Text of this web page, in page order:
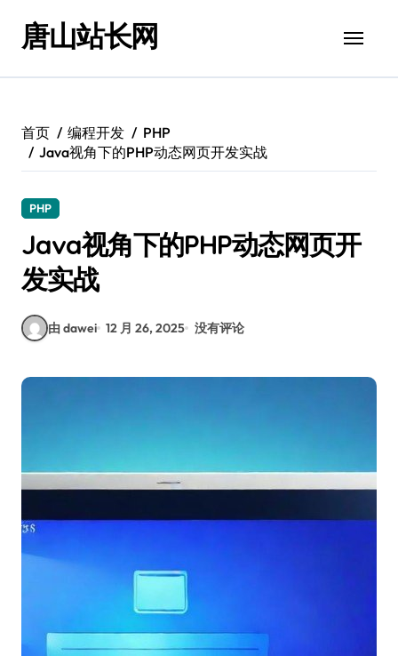
唐山站长网
首页 编程开发
PHP
Java视角下的PHP动态网页开发实战
PHP
Java视角下的PHP动态网页开
发实战
由 dawei 12 月 26, 2025 没有评论